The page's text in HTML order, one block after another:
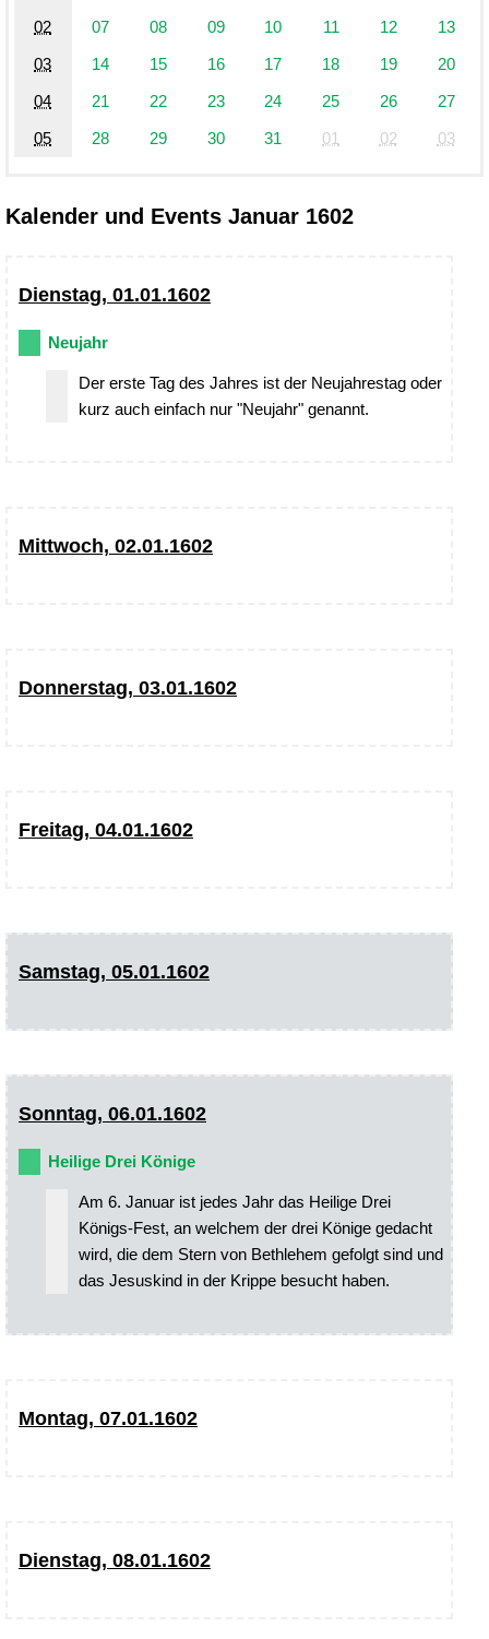
02
07 08 09 10 11 12
13
03
14 15 16 17 18 19
20
04
21 22 23 24 25 26
27
05
28 29 30 31 01 02 03
Kalender und Events Januar 1602
Dienstag, 01.01.1602
Neujahr
Der erste Tag des Jahres ist der Neujahrestag oder
kurz auch einfach nur "Neujahr" genannt.
Mittwoch, 02.01.1602
Donnerstag, 03.01.1602
Freitag, 04.01.1602
Samstag, 05.01.1602
Sonntag, 06.01.1602
Heilige Drei Könige
Am 6. Januar ist jedes Jahr das Heilige Drei
Königs-Fest, an welchem der drei Könige gedacht
wird, die dem Stern von Bethlehem gefolgt sind und
das Jesuskind in der Krippe besucht haben.
Montag, 07.01.1602
Dienstag, 08.01.1602